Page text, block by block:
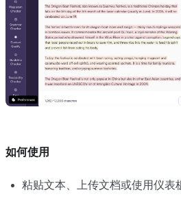
如何使用
粘贴文本、上传文档或使用仪表